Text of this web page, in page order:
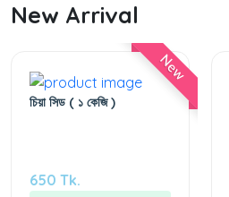
New Arrival
New
চিয়া সিড ( ১ কেজি )
650 Tk.